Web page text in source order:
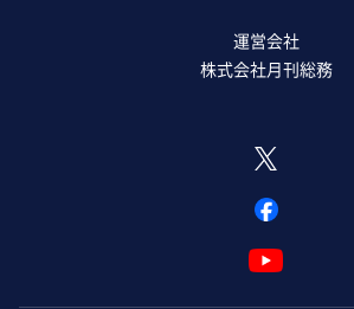
運営会社
株式会社月刊総務